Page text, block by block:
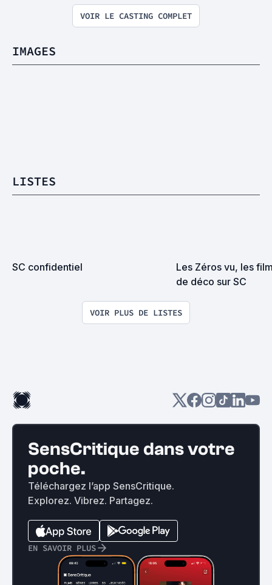
VOIR LE CASTING COMPLET
IMAGES
LISTES
SC confidentiel
Les Zéros vu, les
de déco sur SC
VOIR PLUS DE LISTES
SensCritique dans votre
poche.
Téléchargez l’app SensCritique.
Explorez. Vibrez. Partagez.
EN SAVOIR PLUS